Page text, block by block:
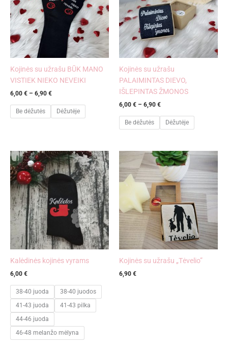
Kojinės su užrašu BŪK MANO
VISTIEK NIEKO NEVEIKI
6,00 € – 6,90 €
Be dėžutės Dėžutėje
Kojinės su užrašu
PALAIMINTAS DIEVO,
IŠLEPINTAS ŽMONOS
6,00 € – 6,90 €
Be dėžutės Dėžutėje
Kalėdinės kojinės vyrams
6,00 €
38-40 juoda
38-40 juodos
41-43 juoda
41-43 pilka
44-46 juoda
46-48 melanžo mėlyna
Kojinės su užrašu „Tėvelio”
6,90 €